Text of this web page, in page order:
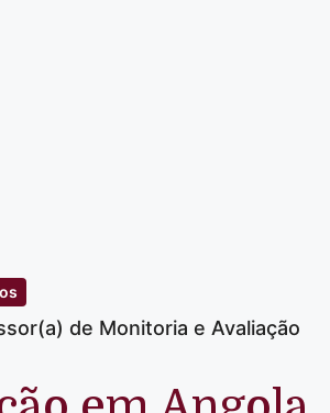
de Monitoria e Avaliação